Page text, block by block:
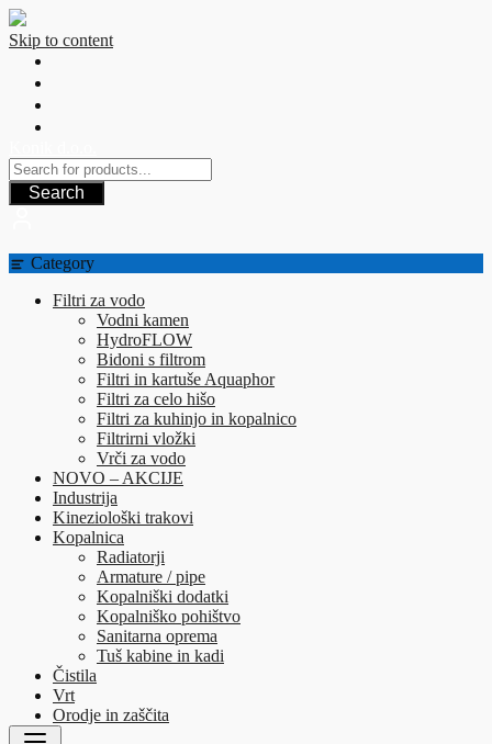
Skip to content
Search
Category
Filtri za vodo
Vodni kamen
HydroFLOW
Bidoni s filtrom
Filtri in kartuše Aquaphor
Filtri za celo hišo
Filtri za kuhinjo in kopalnico
Filtrirni vložki
Vrči za vodo
NOVO – AKCIJE
Industrija
Kineziološki trakovi
Kopalnica
Radiatorji
Armature / pipe
Kopalniški dodatki
Kopalniško pohištvo
Sanitarna oprema
Tuš kabine in kadi
Čistila
Vrt
Orodje in zaščita